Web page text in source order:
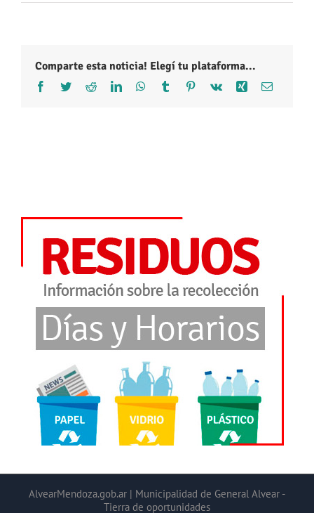
Comparte esta noticia! Elegí tu plataforma...
Facebook
TwitterRedditLinkedInWhatsApp
Tumblr Pinterest
Vk Xing Correo
AlvearMendoza.gob.ar | Municipalidad de General Alvear -
Tierra de oportunidades